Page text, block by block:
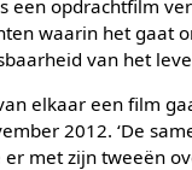
een opdrachtfilm
waarin het gaat
van het
elkaar een film
2012. ‘De
met zijn tweeën